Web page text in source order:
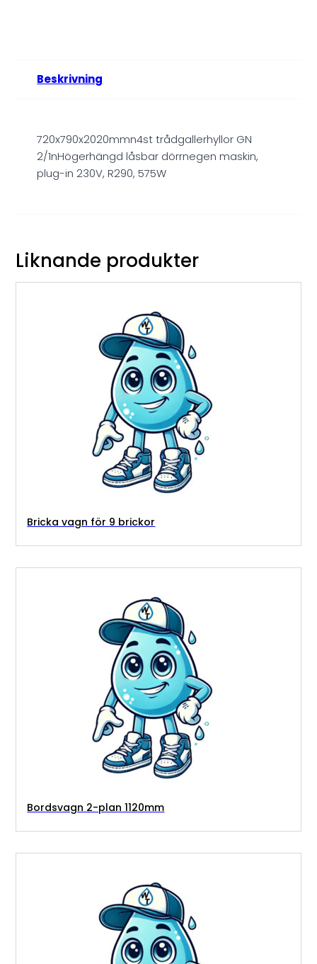
Beskrivning
720x790x2020mmn4st trådgallerhyllor GN
2/1nHögerhängd låsbar dörrnegen maskin,
plug-in 230V, R290, 575W
Liknande produkter
Bricka vagn för 9 brickor
Bordsvagn 2-plan 1120mm